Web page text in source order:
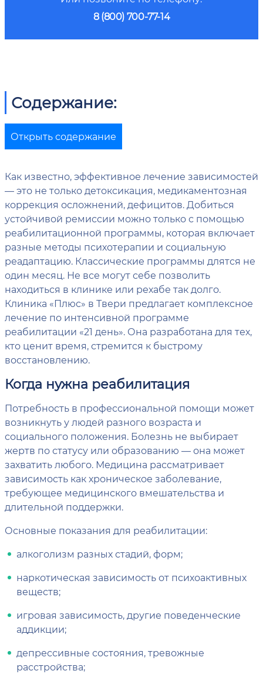
8 (800) 700-77-14
Содержание:
Открыть содержание
Как известно, эффективное лечение зависимостей
— это не только детоксикация, медикаментозная
коррекция осложнений, дефицитов. Добиться
устойчивой ремиссии можно только с помощью
реабилитационной программы, которая включает
разные методы психотерапии и социальную
реадаптацию. Классические программы длятся не
один месяц. Не все могут себе позволить
находиться в клинике или рехабе так долго.
Клиника «Плюс» в Твери предлагает комплексное
лечение по интенсивной программе
реабилитации «21 день». Она разработана для тех,
кто ценит время, стремится к быстрому
восстановлению.
Когда нужна реабилитация
Потребность в профессиональной помощи может
возникнуть у людей разного возраста и
социального положения. Болезнь не выбирает
жертв по статусу или образованию — она может
захватить любого. Медицина рассматривает
зависимость как хроническое заболевание,
требующее медицинского вмешательства и
длительной поддержки.
Основные показания для реабилитации:
алкоголизм разных стадий, форм;
наркотическая зависимость от психоактивных
веществ;
игровая зависимость, другие поведенческие
аддикции;
депрессивные состояния, тревожные
расстройства;